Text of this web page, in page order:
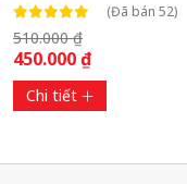
(Đã bán 52)
510.000 ₫
450.000 ₫
Chi tiết